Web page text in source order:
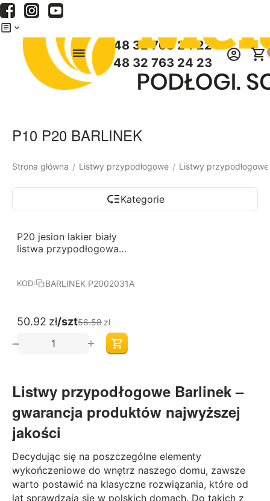
+48 32 763 24 22
+48 32 763 24 23
P10 P20 BARLINEK
Strona główna / Listwy przypodłogowe / Listwy
Kategorie
Listwy przypodłogowe Barlinek–
gwarancja produktów najwyższej
jakości
Decydując się na poszczególne elementy
wykończeniowe do wnętrz naszego domu, zawsze
warto postawić na klasyczne rozwiązania, które od
lat sprawdzają się w polskich domach. Do takich z
-10%
P20 jesion lakier biały
listwa przypodłogowa
KOD: BARLINEK P2002031A
50.92 zł/szt56.58 zł
+
−